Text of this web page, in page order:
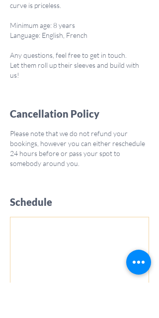
curve is priceless.
Minimum age: 8 years
Language: English, French
Any questions, feel free to get in touch.
Let them roll up their sleeves and build with
Cancellation Policy
Please note that we do not refund your
bookings, however you can either reschedule
24 hours before or pass your spot to
somebody around you.
Schedule